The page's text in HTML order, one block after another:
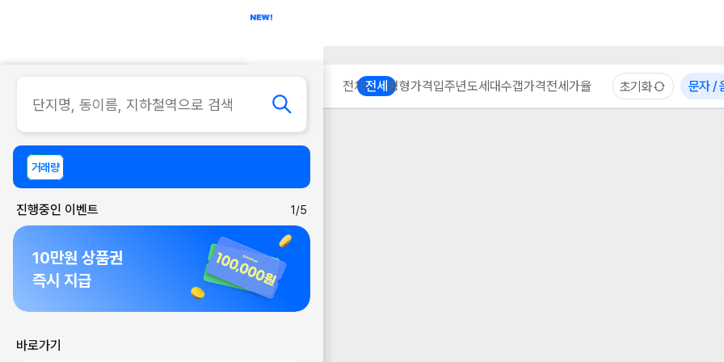
사무실
거래량
진행중인 이벤트 1/5
10만원 상품권
즉시 지급
바로가기
전체전세 평형가격입주년도세대수갭가격전세가율 초기화 문자 /